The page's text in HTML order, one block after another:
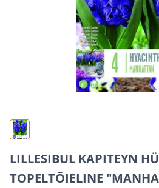
LILLESIBUL KAPITEYN
TOPELTÕIELINE